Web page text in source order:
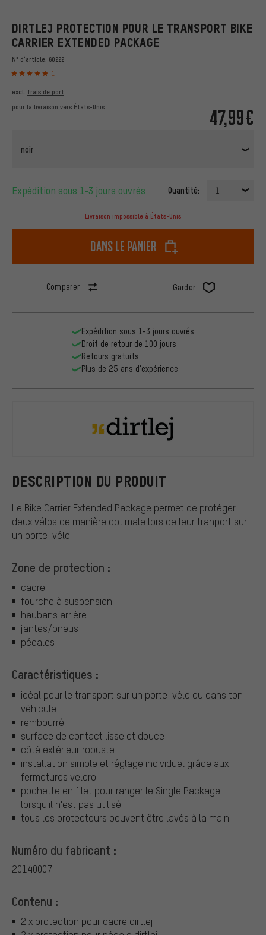
DIRTLEJ PROTECTION POUR LE TRANSPORT BIKE
CARRIER EXTENDED PACKAGE
N° d'article: 60222
1
47,99€
excl. frais de port
pour la livraison vers États-Unis
noir
Expédition sous 1-3 jours ouvrés Quantité: 1
Livraison impossible à États-Unis
dans le panier
Comparer Garder
DESCRIPTION DU PRODUIT
Le Bike Carrier Extended Package permet de protéger
deux vélos de manière optimale lors de leur tranport sur
un porte-vélo.
Zone de protection :
cadre
fourche à suspension
haubans arrière
jantes/pneus
pédales
Caractéristiques :
idéal pour le transport sur un porte-vélo ou dans ton
véhicule
rembourré
surface de contact lisse et douce
côté extérieur robuste
installation simple et réglage individuel grâce aux
fermetures velcro
pochette en filet pour ranger le Single Package
lorsqu'il n'est pas utilisé
tous les protecteurs peuvent être lavés à la main
Numéro du fabricant :
20140007
Contenu :
2 x protection pour cadre dirtlej
Expédition sous 1-3 jours ouvrés
Droit de retour de 100 jours
Retours gratuits
Plus de 25 ans d'expérience